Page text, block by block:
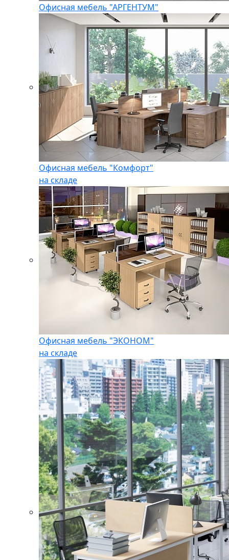
Офисная мебель "АРГЕНТУМ"
Офисная мебель "Комфорт"
на складе
Офисная мебель "ЭКОНОМ"
на складе